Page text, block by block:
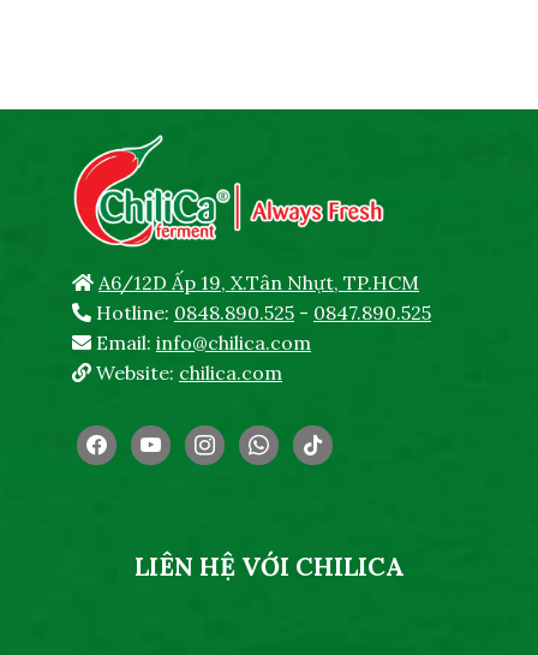
A6/12D Ấp 19, X.Tân Nhựt, TP.HCM
Hotline: 0848.890.525 - 0847.890.525
Email: info@chilica.com
Website: chilica.com
facebookyoutubeinstagramwhatsapp
tiktok
LIÊN HỆ VỚI CHILICA